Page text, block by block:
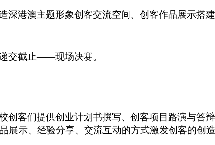
港澳主题形象创客交流空间、创客作品展示搭
交截止——现场决赛。
创客们提供创业计划书撰写、创客项目路演与答
示、经验分享、交流互动的方式激发创客的创造